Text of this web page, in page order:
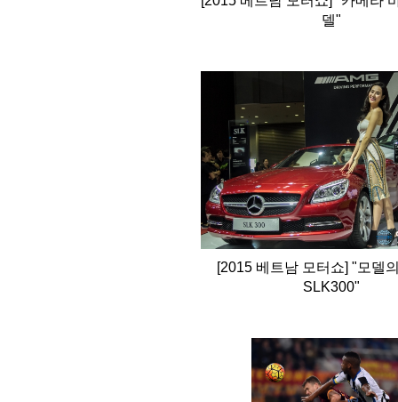
델"
[2015 베트남 모터쇼] "모델
SLK300"